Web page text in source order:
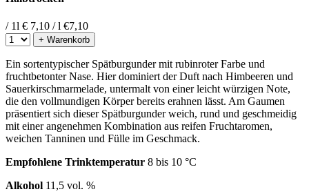
/ 1l € 7,10 / l €7,10
+ Warenkorb
Ein sortentypischer Spätburgunder mit rubinroter Farbe und
fruchtbetonter Nase. Hier dominiert der Duft nach Himbeeren und
Sauerkirschmarmelade, untermalt von einer leicht würzigen Note,
die den vollmundigen Körper bereits erahnen lässt. Am Gaumen
präsentiert sich dieser Spätburgunder weich, rund und geschmeidig
mit einer angenehmen Kombination aus reifen Fruchtaromen,
weichen Tanninen und Fülle im Geschmack.
Empfohlene Trinktemperatur 8 bis 10 °C
Alkohol 11,5 vol. %